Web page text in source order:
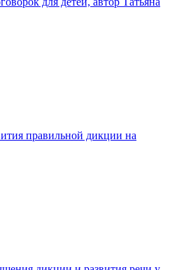
правильной дикции на